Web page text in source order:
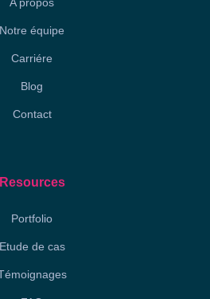
Notre équipe
Carriére
Blog
Contact
Resources
Portfolio
Etude de cas